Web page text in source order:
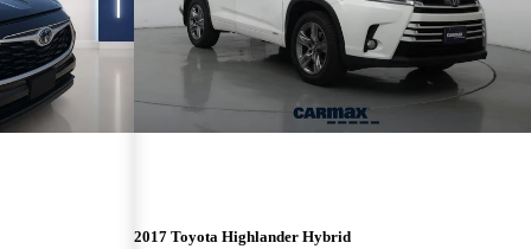
2017 Toyota Highlander Hybrid